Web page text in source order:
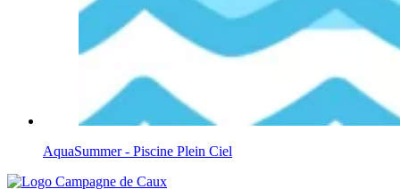
AquaSummer - Piscine Plein Ciel